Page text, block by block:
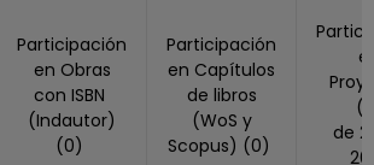
In Ecology And Evolution, Suiza
Francia (2018)
Francia (2011, 2012)
Noruega (2012)
Participación
en Obras
con ISBN
(Indautor)
(0)
Participación
en Capítulos
de libros
(WoS y
Scopus) (0)
de 2015 a